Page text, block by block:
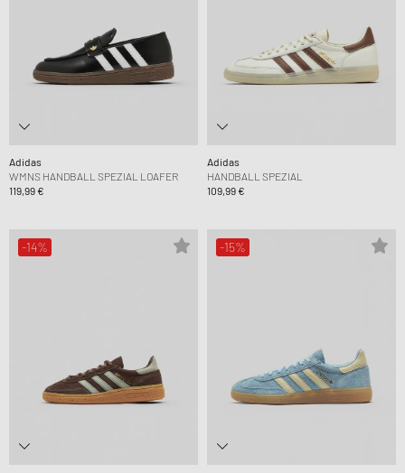
Adidas
WMNS HANDBALL SPEZIAL LOAFER
119,99 €
Adidas
HANDBALL SPEZIAL
109,99 €
-14% -15%